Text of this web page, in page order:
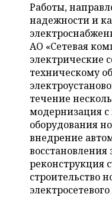
КОРОЛИ
ВУЗЫ ТАТАРСТАНА
КОМУ
ТОРГОВЫЕ ЦЕНТРЫ
ТАТАРСТАНА
ФИНАНСЫ
БАНКИ
БЮДЖЕТ
ИНВЕСТИЦИИ
НОВОСТИ
ПРОМЫШЛЕННОСТИ
АГРОПРОМ
МАШИНОСТРОЕНИЕ
НЕФТЕХИМИЯ
НЕФТЬ
ОПК
ЭНЕРГЕТИКА
НЕДВИЖИМОСТЬ
НОВОСТИ
АВТО
НОВОСТИ АВТО
БИЗНЕС
НОВОСТИ БИЗНЕСА
РОЗНИЧНАЯ
ТРАНСПОРТ
УСЛУГИ
ТЕХНОЛОГИИ
НОВОСТИ
МЕДИА
МЕРОПРИЯТИЯ
НОВОСТИ
ВЫЕЗДНАЯ
СПОРТ
НОВОСТИ СПОРТА
ОБЩЕСТВО
Работы,
надежности и
АО «Сетевая
электрические
техническому
течение
модернизация
оборудования
внедрение
реконструкция
строительство